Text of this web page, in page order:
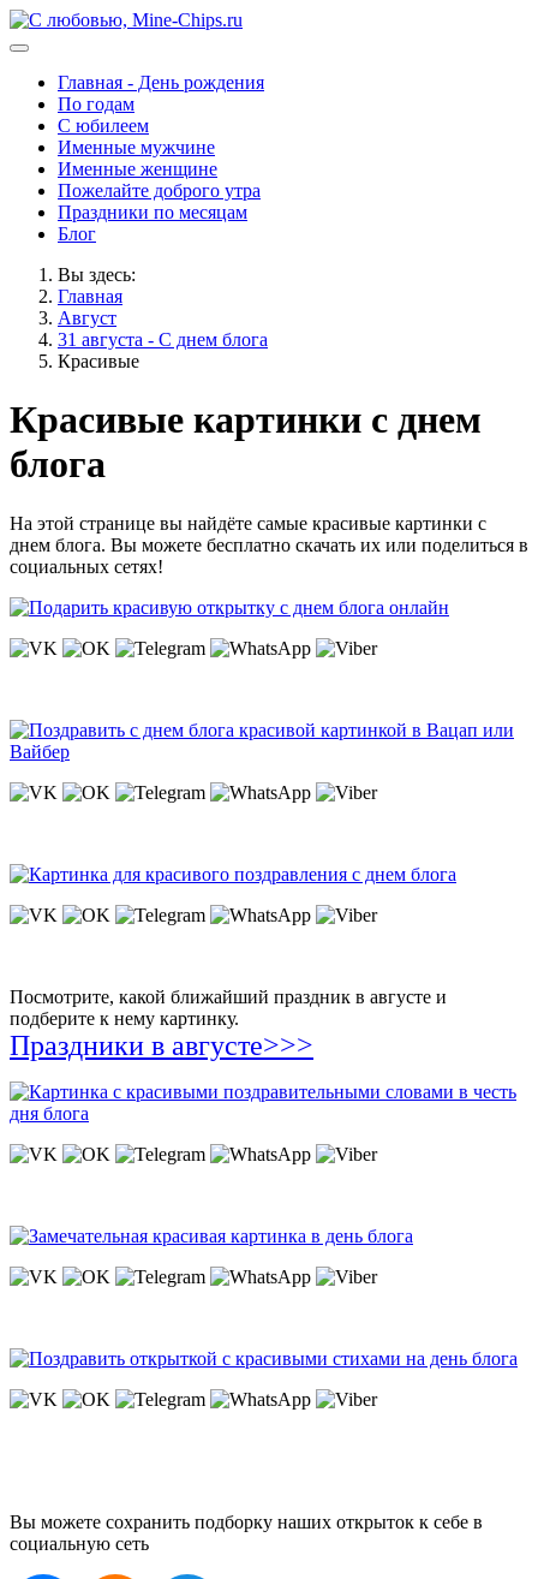
Главная - День рождения
По годам
С юбилеем
Именные мужчине
Именные женщине
Пожелайте доброго утра
Праздники по месяцам
Блог
Вы здесь:
Главная
Август
31 августа - С днем блога
Красивые
Красивые картинки с днем
блога
На этой странице вы найдёте самые красивые картинки с
днем блога. Вы можете бесплатно скачать их или поделиться в
социальных сетях!
Посмотрите, какой ближайший праздник в августе и
подберите к нему картинку.
Праздники в августе>>>
Вы можете сохранить подборку наших открыток к себе в
социальную сеть